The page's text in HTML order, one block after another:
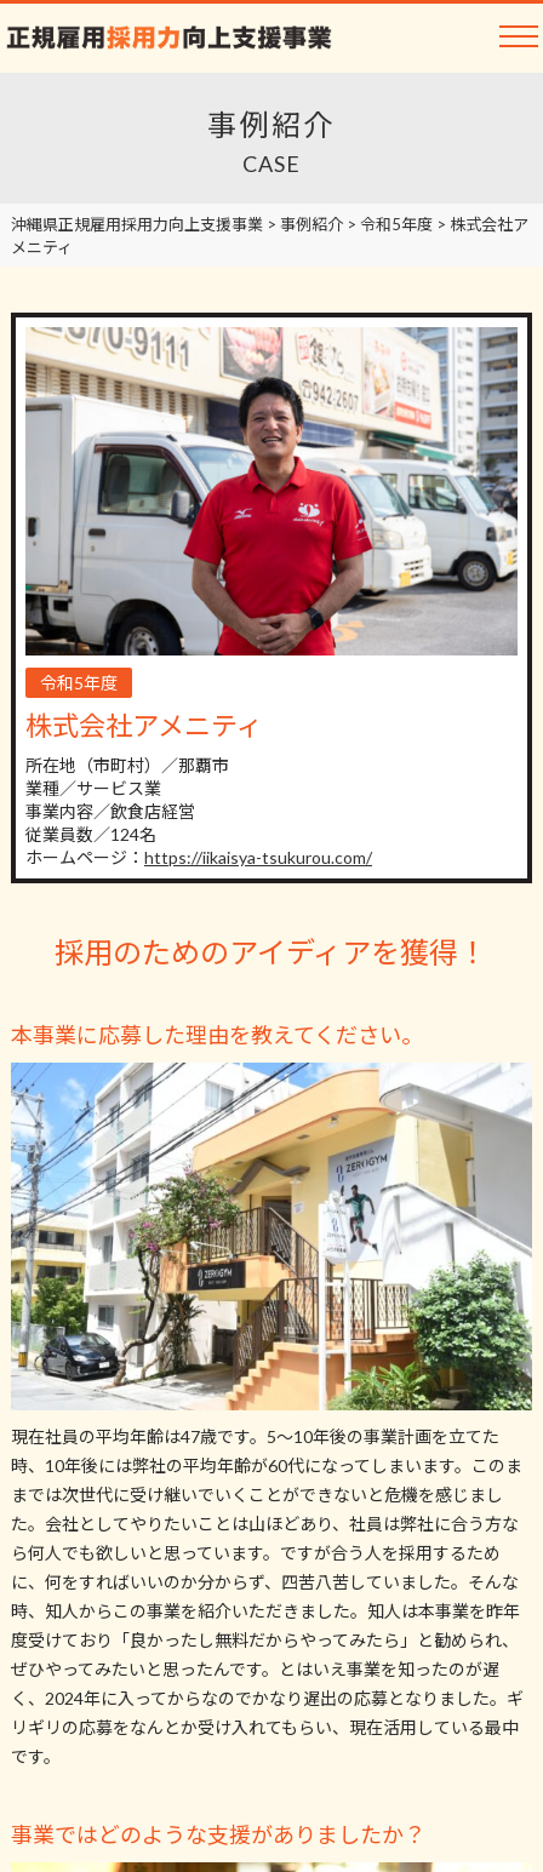
事例紹介
CASE
沖縄県正規雇用採用力向上支援事業> 事例紹介> 令和5年度> 株式会社ア
メニティ
令和5年度
株式会社アメニティ
所在地（市町村）／那覇市
業種／サービス業
事業内容／飲食店経営
従業員数／124名
ホームページ： https://iikaisya-tsukurou.com/
採用のためのアイディアを獲得！
本事業に応募した理由を教えてください。
現在社員の平均年齢は47歳です。5～10年後の事業計画を立てた
時、10年後には弊社の平均年齢が60代になってしまいます。このま
までは次世代に受け継いでいくことができないと危機を感じまし
た。会社としてやりたいことは山ほどあり、社員は弊社に合う方な
ら何人でも欲しいと思っています。ですが合う人を採用するため
に、何をすればいいのか分からず、四苦八苦していました。そんな
時、知人からこの事業を紹介いただきました。知人は本事業を昨年
度受けており「良かったし無料だからやってみたら」と勧められ、
ぜひやってみたいと思ったんです。とはいえ事業を知ったのが遅
く、2024年に入ってからなのでかなり遅出の応募となりました。ギ
リギリの応募をなんとか受け入れてもらい、現在活用している最中
です。
事業ではどのような支援がありましたか？